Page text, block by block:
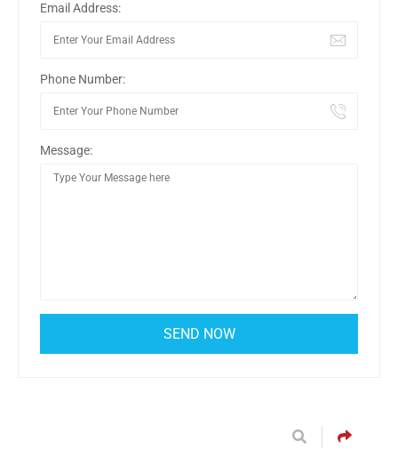
Email Address:
Phone Number:
Message: